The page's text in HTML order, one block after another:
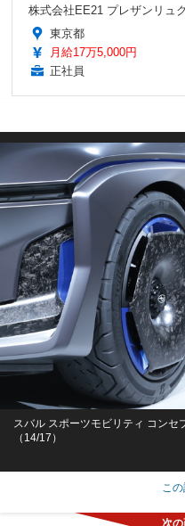
株式会社EE21 プレザンリュ
東京都
月給17万5,000円
正社員
スバル スポーツモビリティ コンセ
（14/17）
こ